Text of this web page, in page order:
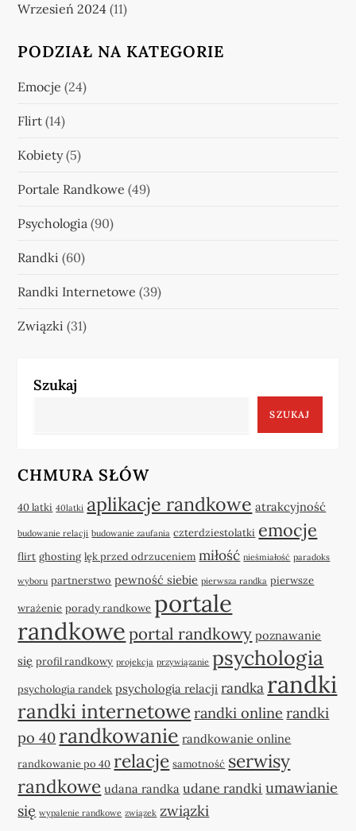
Wrzesień 2024 (11)
PODZIAŁ NA KATEGORIE
Emocje (24)
Flirt (14)
Kobiety(5)
Portale Randkowe (49)
Psychologia (90)
Randki (60)
Randki Internetowe (39)
Związki (31)
Szukaj
SZUKAJ
CHMURA SŁÓW
40 latki 40latki aplikacje randkowe atrakcyjność
budowanie relacji budowanie zaufania czterdziestolatki emocje
flirt ghosting lęk przed odrzuceniem miłość nieśmiałość paradoks
wyboru partnerstwo pewność siebie pierwsza randka pierwsze
wrażenie porady randkowe portale
randkowe portal randkowy poznawanie
się profil randkowy projekcja przywiązanie psychologia
psychologia randek psychologia relacji randka randki
randki internetowe randki online randki
po 40 randkowanie randkowanie online
randkowanie po 40 relacje samotność serwisy
randkowe udana randka udane randki umawianie
się wypalenie randkowe związek związki